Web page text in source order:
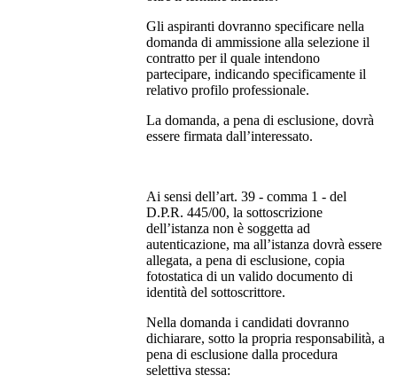
Gli aspiranti dovranno specificare nella
domanda di ammissione alla selezione il
contratto per il quale intendono
partecipare, indicando specificamente il
relativo profilo professionale.
La domanda, a pena di esclusione, dovrà
essere firmata dall’interessato.
Ai sensi dell’art. 39 - comma 1 - del
D.P.R. 445/00, la sottoscrizione
dell’istanza non è soggetta ad
autenticazione, ma all’istanza dovrà essere
allegata, a pena di esclusione, copia
fotostatica di un valido documento di
identità del sottoscrittore.
Nella domanda i candidati dovranno
dichiarare, sotto la propria responsabilità, a
pena di esclusione dalla procedura
selettiva stessa: